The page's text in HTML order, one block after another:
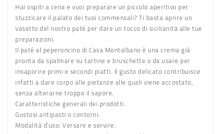
Hai ospiti a cena e vuoi preparare un piccolo aperitivo per
stuzzicare il palato dei tuoi commensali? Ti basta aprire un
vasetto del nostro paté per dare un tocco di sicilianità alle tue
preparazioni.
Il paté al peperoncino di Casa Montalbanoè una crema già
pronta da spalmare su tartine e bruschette o da usare per
insaporire primi e secondi piatti. Il gusto delicato contribuisce
infatti a dare corpo alle pietanze alle quali viene accostato,
senza alterarne troppo il sapore.
Caratteristiche generali dei prodotti
Gustosi antipasti o contorni.
Modalità d’uso: Versare e servire.